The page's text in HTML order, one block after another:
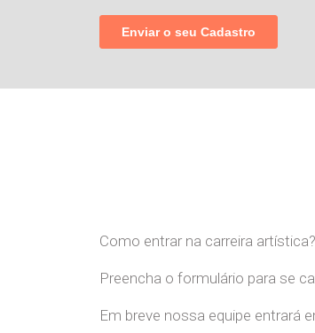
Como entrar na carreira artística?
Preencha o formulário para se
Em breve nossa equipe entrará